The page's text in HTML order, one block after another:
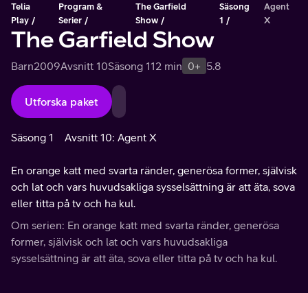
Telia
Play
Program &
Serier
The Garfield
Show
Säsong
1
Agent
X
The Garfield Show
Barn2009Avsnitt 10Säsong 112 min 0+ 5.8
Utforska paket
Säsong 1 Avsnitt 10: Agent X
En orange katt med svarta ränder, generösa former, självisk
och lat och vars huvudsakliga sysselsättning är att äta, sova
eller titta på tv och ha kul.
Om serien: En orange katt med svarta ränder, generösa
former, självisk och lat och vars huvudsakliga
sysselsättning är att äta, sova eller titta på tv och ha kul.